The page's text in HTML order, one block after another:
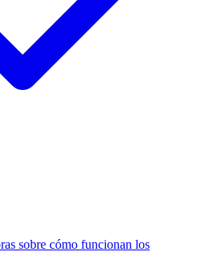
sobre cómo funcionan los